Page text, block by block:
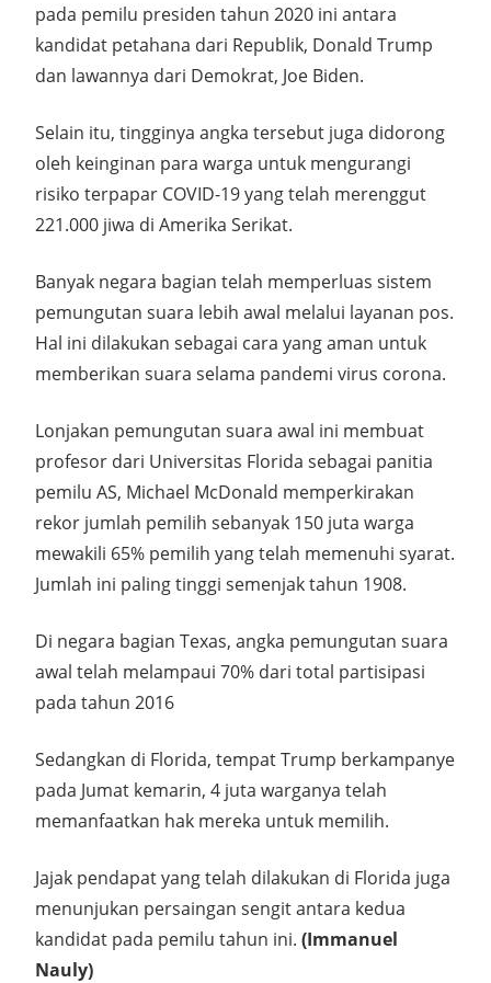
pada pemilu presiden tahun 2020 ini antara
kandidat petahana dari Republik, Donald Trump
dan lawannya dari Demokrat, Joe Biden.
Selain itu, tingginya angka tersebut juga didorong
oleh keinginan para warga untuk mengurangi
risiko terpapar COVID-19 yang telah merenggut
221.000 jiwa di Amerika Serikat.
Banyak negara bagian telah memperluas sistem
pemungutan suara lebih awal melalui layanan pos.
Hal ini dilakukan sebagai cara yang aman untuk
memberikan suara selama pandemi virus corona.
Lonjakan pemungutan suara awal ini membuat
profesor dari Universitas Florida sebagai panitia
pemilu AS, Michael McDonald memperkirakan
rekor jumlah pemilih sebanyak 150 juta warga
mewakili 65% pemilih yang telah memenuhi syarat.
Jumlah ini paling tinggi semenjak tahun 1908.
Di negara bagian Texas, angka pemungutan suara
awal telah melampaui 70% dari total partisipasi
pada tahun 2016
Sedangkan di Florida, tempat Trump berkampanye
pada Jumat kemarin, 4 juta warganya telah
memanfaatkan hak mereka untuk memilih.
Jajak pendapat yang telah dilakukan di Florida juga
menunjukan persaingan sengit antara kedua
kandidat pada pemilu tahun ini. (Immanuel
Nauly)